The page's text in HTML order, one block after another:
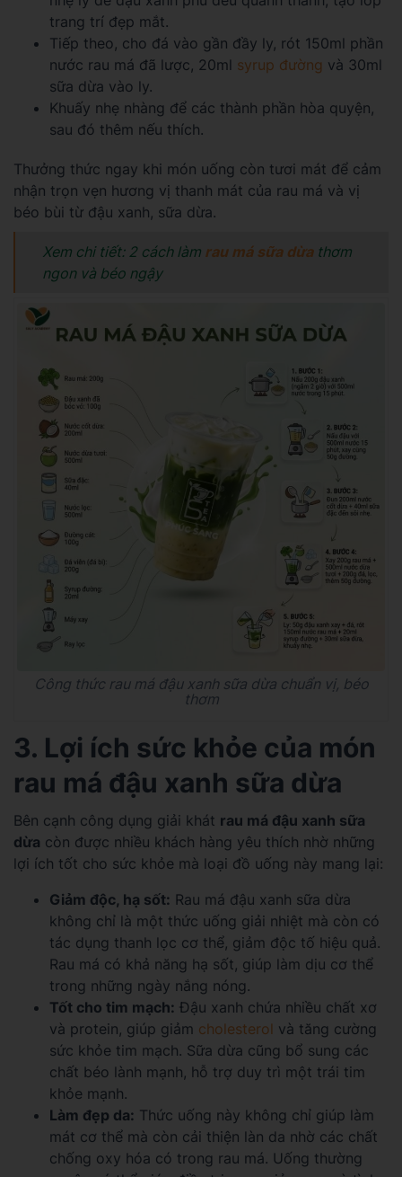
trang trí đẹp mắt.
Tiếp theo, cho đá vào gần đầy ly, rót 150ml phần
nước rau má đã lược, 20ml syrup đường và 30ml
sữa dừa vào ly.
Khuấy nhẹ nhàng để các thành phần hòa quyện,
sau đó thêm nếu thích.
Thưởng thức ngay khi món uống còn tươi mát để cảm
nhận trọn vẹn hương vị thanh mát của rau má và vị
béo bùi từ đậu xanh, sữa dừa.
Xem chi tiết: 2 cách làm rau má sữa dừathơm
ngon và béo ngậy
Công thức rau má đậu xanh sữa dừa chuẩn vị, béo
thơm
3. Lợi ích sức khỏe của món
rau má đậu xanh sữa dừa
Bên cạnh công dụng giải khát rau má đậu xanh sữa
dừa còn được nhiều khách hàng yêu thích nhờ những
lợi ích tốt cho sức khỏe mà loại đồ uống này mang lại:
Giảm độc, hạ sốt: Rau má đậu xanh sữa dừa
không chỉ là một thức uống giải nhiệt mà còn có
tác dụng thanh lọc cơ thể, giảm độc tố hiệu quả.
Rau má có khả năng hạ sốt, giúp làm dịu cơ thể
trong những ngày nắng nóng.
Tốt cho tim mạch: Đậu xanh chứa nhiều chất xơ
và protein, giúp giảm cholesterol và tăng cường
sức khỏe tim mạch. Sữa dừa cũng bổ sung các
chất béo lành mạnh, hỗ trợ duy trì một trái tim
khỏe mạnh.
Làm đẹp da: Thức uống này không chỉ giúp làm
mát cơ thể mà còn cải thiện làn da nhờ các chất
chống oxy hóa có trong rau má. Uống thường